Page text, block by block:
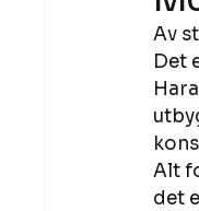
Rettslige skritt
Av
Det
Alt
det